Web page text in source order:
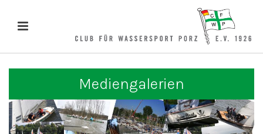
Mediengalerien